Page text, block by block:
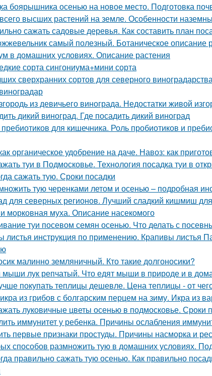
боярышника осенью на новое место. Подготовка
высших растений на земле. Особенности
сажать садовые деревья. Как составить план
самый полезный. Ботаническое описание
в домашних условиях. Описание растения
сорта сингониума+мини сорта
сверхранних сортов для северного
из девичьего винограда. Недостатки живой
дикий виноград. Где посадить дикий виноград
для кишечника. Роль пробиотиков и
органическое удобрение на даче. Навоз: как
туи в Подмосковье. Технология посадка туи в
сажать тую. Сроки посадки
тую черенками летом и осенью – подробная
для северных регионов. Лучший сладкий кишмиш
морковная муха. Описание насекомого
туи посевом семян осенью. Что делать с
листья инструкция по применению. Крапивы листья
малинно земляничный. Кто такие долгоносики?
мыши лук репчатый. Что едят мыши в природе и в
покупать теплицы дешевле. Цена теплицы - от
из грибов с болгарским перцем на зиму. Икра из
луковичные цветы осенью в подмосковье. Сроки
иммунитет у ребенка. Причины ослабления
первые признаки простуды. Причины насморка и
способов размножить тую в домашних условиях.
правильно сажать тую осенью. Как правильно